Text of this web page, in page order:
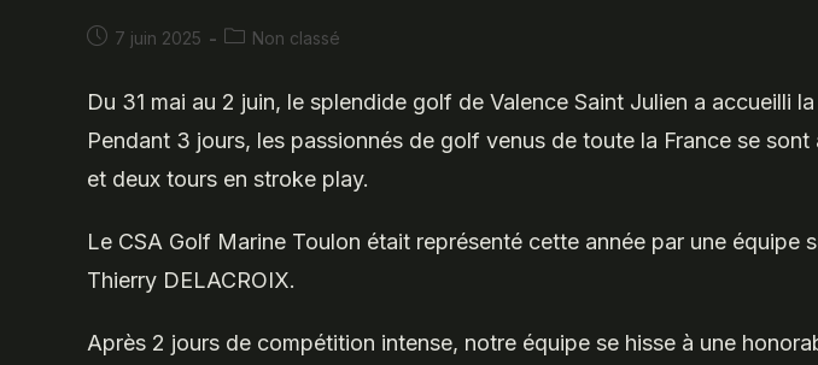
Publication
7 juin 2025
PostNon classé
Du 31 mai au 2 juin, le splendide golf de Valence Saint Julien a accueilli
Pendant 3 jours, les passionnés de golf venus de toute la France se
et deux tours en stroke play.
Le CSA Golf Marine Toulon était représenté cette année par une
Thierry DELACROIX.
Après 2 jours de compétition intense, notre équipe se hisse à une